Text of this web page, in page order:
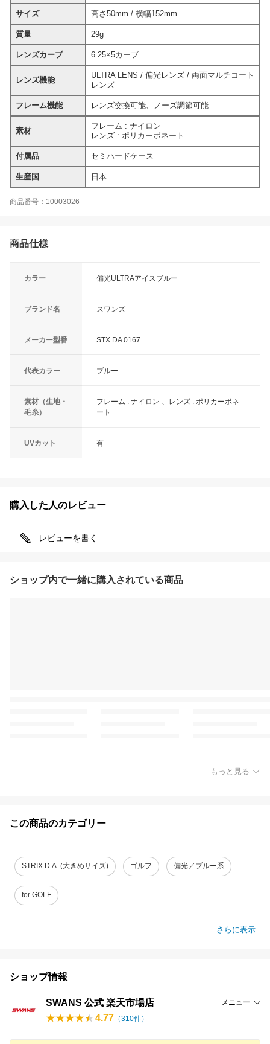
サイズ 高さ50mm / 横幅152mm
質量 29g
レンズカーブ 6.25×5カーブ
レンズ機能
ULTRA LENS / 偏光レンズ / 両面マルチコート
レンズ
フレーム機能 レンズ交換可能、ノーズ調節可能
素材
フレーム : ナイロン
レンズ : ポリカーボネート
付属品 セミハードケース
生産国 日本
商品番号：10003026
商品仕様
カラー 偏光ULTRAアイスブルー
ブランド名 スワンズ
メーカー型番 STX DA 0167
代表カラー ブルー
素材（生地・
毛糸）
フレーム : ナイロン 、レンズ : ポリカーボネ
ート
UVカット 有
購入した人のレビュー
レビューを書く
ショップ内で一緒に購入されている商品
もっと見る
この商品のカテゴリー
STRIX D.A. (大きめサイズ) ゴルフ 偏光／ブルー系
for GOLF
さらに表示
ショップ情報
SWANS 公式 楽天市場店 メニュー
4.77 （310件）